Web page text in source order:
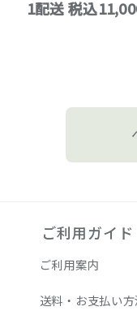
1配送 税込
ご利用ガイド
ご利用案内
送料・お支払い